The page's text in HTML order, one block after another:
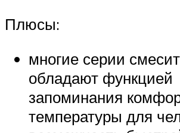
Плюсы:
многие серии
обладают функцией
запоминания
температуры для